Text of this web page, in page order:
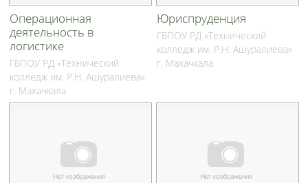
Операционная
деятельность в
логистике
ГБПОУ РД «Технический
колледж им. Р.Н. Ашуралиева»
г. Махачкала
Юриспруденция
ГБПОУ РД «Технический
колледж им. Р.Н. Ашуралиева»
г. Махачкала